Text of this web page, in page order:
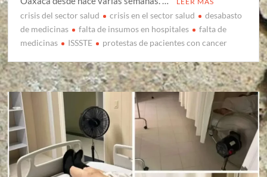
crisis del sector salud crisis en el sector salud
desabasto
de medicinas
falta de insumos en hospitales
falta de
medicinas
ISSSTE protestas de pacientes con cancer